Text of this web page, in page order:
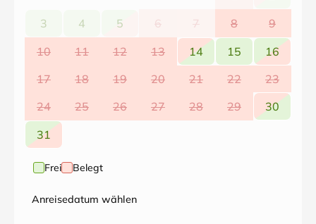
3
4 5 6 7 8
9
10
11 12 13 14 15
16
17
18 19 20 21 22
23
24
25 26 27 28 29
30
31
Frei Belegt
Anreisedatum wählen